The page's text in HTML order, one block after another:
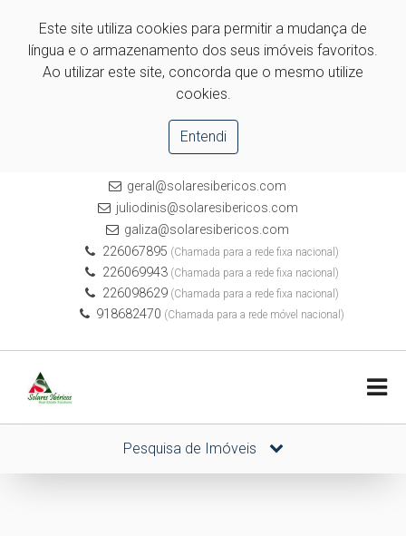
Este site utiliza cookies para permitir a mudança de
língua e o armazenamento dos seus imóveis favoritos.
Ao utilizar este site, concorda que o mesmo utilize
cookies.
Entendi
geral@solaresibericos.com
juliodinis@solaresibericos.com
galiza@solaresibericos.com
226067895 (Chamada para a rede fixa nacional)
226069943(Chamada para a rede fixa nacional)
226098629(Chamada para a rede fixa nacional)
918682470 (Chamada para a rede móvel nacional)
Pesquisa de Imóveis